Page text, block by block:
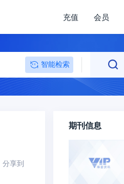
充值 会员
智能检索
分享到
期刊信息